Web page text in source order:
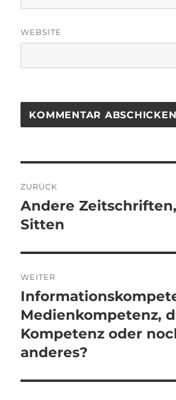
WEBSITE
ZURÜCK
Vorheriger
Beitrag:
Andere
Sitten
WEITER
Nächster
Beitrag:
Medienkompetenz,
Kompetenz oder
anderes?